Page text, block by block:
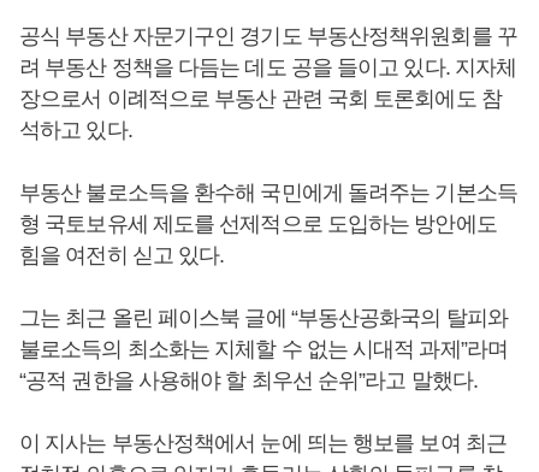
공식 부동산 자문기구인 경기도 부동산정책위원회를 꾸
려 부동산 정책을 다듬는 데도 공을 들이고 있다. 지자체
장으로서 이례적으로 부동산 관련 국회 토론회에도 참
석하고 있다.
부동산 불로소득을 환수해 국민에게 돌려주는 기본소득
형 국토보유세 제도를 선제적으로 도입하는 방안에도
힘을 여전히 싣고 있다.
그는 최근 올린 페이스북 글에 “부동산공화국의 탈피와
불로소득의 최소화는 지체할 수 없는 시대적 과제”라며
“공적 권한을 사용해야 할 최우선 순위”라고 말했다.
이 지사는 부동산정책에서 눈에 띄는 행보를 보여 최근